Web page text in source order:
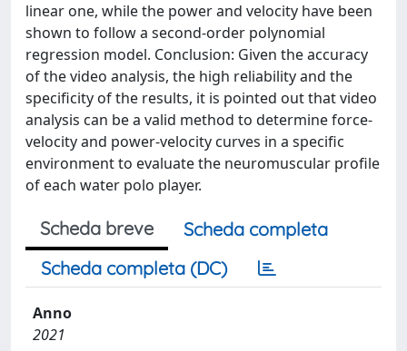
linear one, while the power and velocity have been
shown to follow a second-order polynomial
regression model. Conclusion: Given the accuracy
of the video analysis, the high reliability and the
specificity of the results, it is pointed out that video
analysis can be a valid method to determine force-
velocity and power-velocity curves in a specific
environment to evaluate the neuromuscular profile
of each water polo player.
Scheda breve
Scheda completa
Scheda completa (DC)
Anno
2021